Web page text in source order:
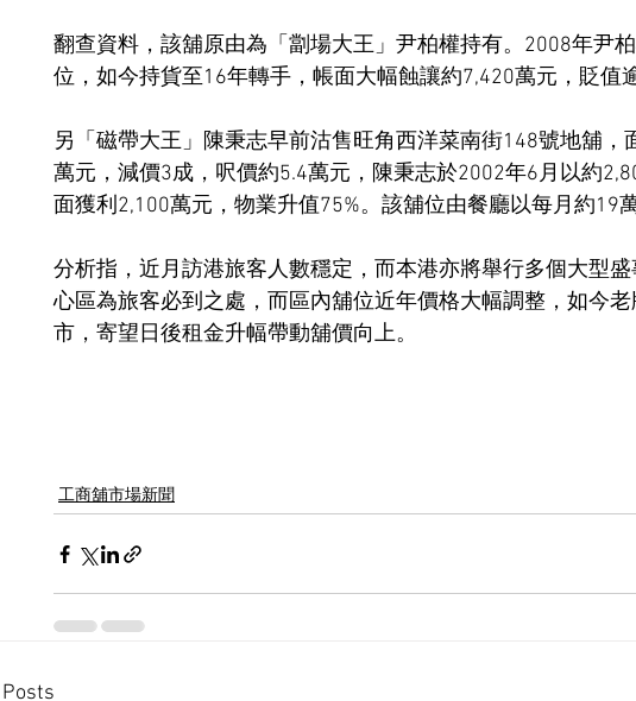
翻查資料，該舖原由為「劏場大王」尹柏權持有。2008年尹
位，如今持貨至16年轉手，帳面大幅蝕讓約7,420萬元，貶值逾
另「磁帶大王」陳秉志早前沽售旺角西洋菜南街148號地舖，
萬元，減價3成，呎價約5.4萬元，陳秉志於2002年6月以約
面獲利2,100萬元，物業升值75%。該舖位由餐廳以每月約19
分析指，近月訪港旅客人數穩定，而本港亦將舉行多個大型
心區為旅客必到之處，而區內舖位近年價格大幅調整，如今
市，寄望日後租金升幅帶動舖價向上。
工商舖市場新聞